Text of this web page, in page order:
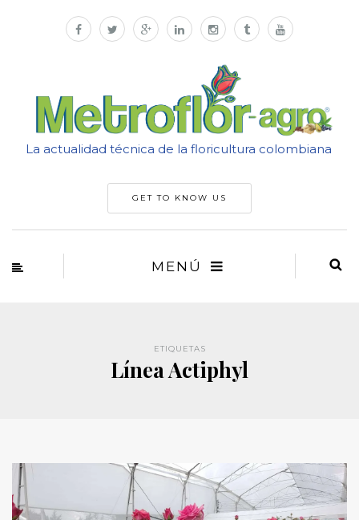
La actualidad técnica de la floricultura colombiana
GET TO KNOW US
MENÚ
ETIQUETAS
Línea Actiphyl